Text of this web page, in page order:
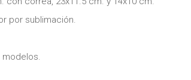
por sublimación.